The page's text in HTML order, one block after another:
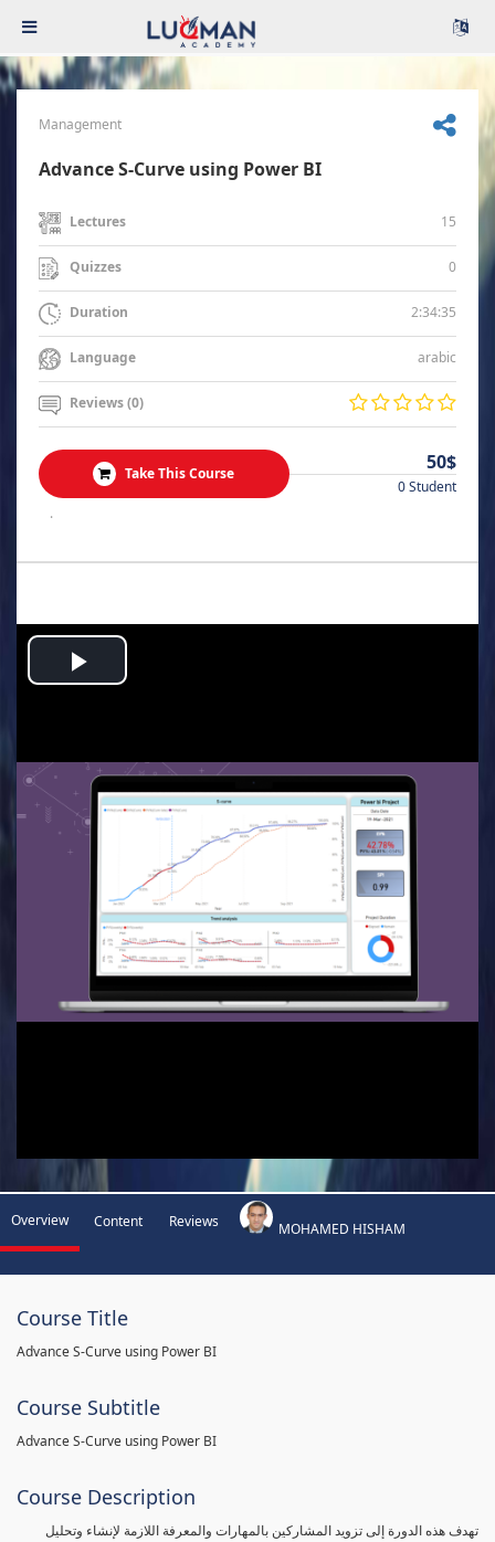
Management
Advance S-Curve using Power BI
Lectures 15
Quizzes 0
Duration 2:34:35
Language arabic
Reviews (0)
Take This Course 50$
0 Student
.
Play
Overview Content Reviews MOHAMED HISHAM
Course Title
Advance S-Curve using Power BI
Course Subtitle
Advance S-Curve using Power BI
Course Description
تهدف هذه الدورة إلى تزويد المشاركين بالمهارات والمعرفة اللازمة لإنشاء وتحليل